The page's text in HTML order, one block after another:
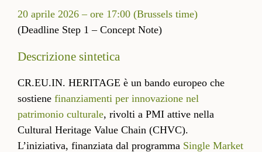
20 aprile 2026 – ore 17:00 (Brussels time)
(Deadline Step 1 – Concept Note)
Descrizione sintetica
CR.EU.IN. HERITAGE è un bando europeo che
sostiene finanziamenti per innovazione nel
patrimonio culturale, rivolti a PMI attive nella
Cultural Heritage Value Chain (CHVC).
L’iniziativa, finanziata dal programma Single Market